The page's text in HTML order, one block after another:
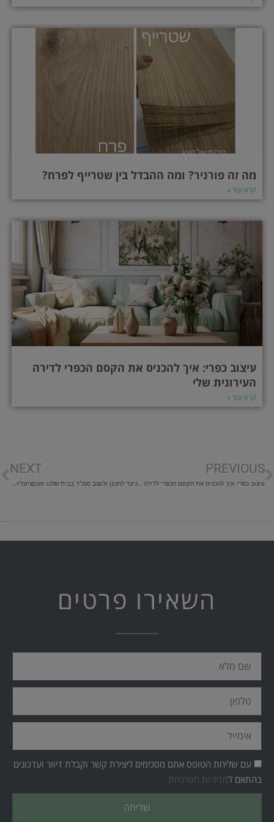
מה זה פורניר? ומה ההבדל בין שטרייף לפרח?
קרא עוד »
עיצוב כפרי: איך להכניס את הקסם הכפרי לדירה
העירונית שלי
קרא עוד »
PREVIOUS
עיצוב כפרי: איך להכניס את הקסם הכפרי לדירה העירונית שלי
NEXT
כיצד לתכנן ולעצב ממ"ד בבית שלנו: פונקציונליות ועיצוב גם יחד
השאירו פרטים
מלא
עם שליחת הטופס אתם מסכימים ליצירת קשר וקבלת דיוור ועדכונים
בהתאם למדיניות הפרטיות
שליחה